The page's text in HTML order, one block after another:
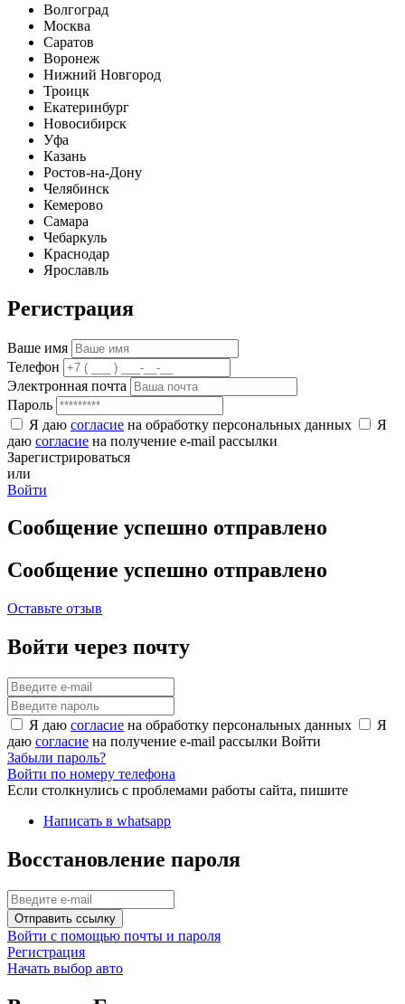
Волгоград
Москва
Саратов
Воронеж
Нижний Новгород
Троицк
Екатеринбург
Новосибирск
Уфа
Казань
Ростов-на-Дону
Челябинск
Кемерово
Самара
Чебаркуль
Краснодар
Ярославль
Регистрация
Ваше имя
Телефон
Электронная почта
Пароль
Я даю согласие на обработку персональных данных
Я
даю согласие на получение e-mail рассылки
Зарегистрироваться
или
Войти
Сообщение успешно отправлено
Сообщение успешно отправлено
Оставьте отзыв
Войти через почту
Я даю согласие на обработку персональных данных
Я
даю согласие на получение e-mail рассылки Войти
Забыли пароль?
Войти по номеру телефона
Если столкнулись с проблемами работы сайта, пишите
Написать в whatsapp
Восстановление пароля
Отправить ссылку
Войти с помощью почты и пароля
Регистрация
Начать выбор авто